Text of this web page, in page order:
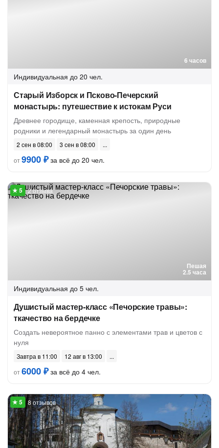
6 часов
Индивидуальная до 20 чел.
Старый Изборск и Псково-Печерский
монастырь: путешествие к истокам Руси
Древнее городище, каменная крепость, природные
родники и легендарный монастырь за один день
2 сен в 08:00
3 сен в 08:00
от9900 ₽за всё до 20 чел.
Пешая
2.5 часа
2 отзыва
Индивидуальная до 5 чел.
Душистый мастер-класс «Печорские травы»:
ткачество на бердечке
Создать невероятное панно с элементами трав и цветов с
нуля
Завтра в 11:00
12 авг в 13:00
от6000 ₽за всё до 4 чел.
8 отзывов